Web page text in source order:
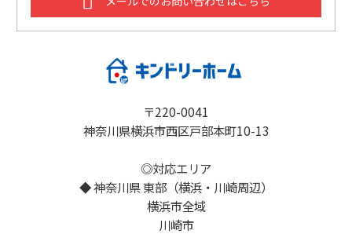
〒220-0041
神奈川県横浜市西区戸部本町10-13
◎対応エリア
◆ 神奈川県 東部（横浜・川崎周辺）
横浜市全域
川崎市